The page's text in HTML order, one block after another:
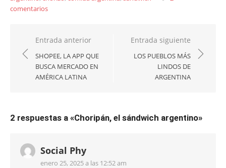
comentarios
Navegación
de
entradas
Entrada anterior
SHOPEE, LA APP QUE
BUSCA MERCADO EN
AMÉRICA LATINA
Entrada siguiente
LOS PUEBLOS MÁS
LINDOS DE
ARGENTINA
2 respuestas a «Choripán, el sándwich argentino»
Social Phy
enero 25, 2025 a las 12:52 am